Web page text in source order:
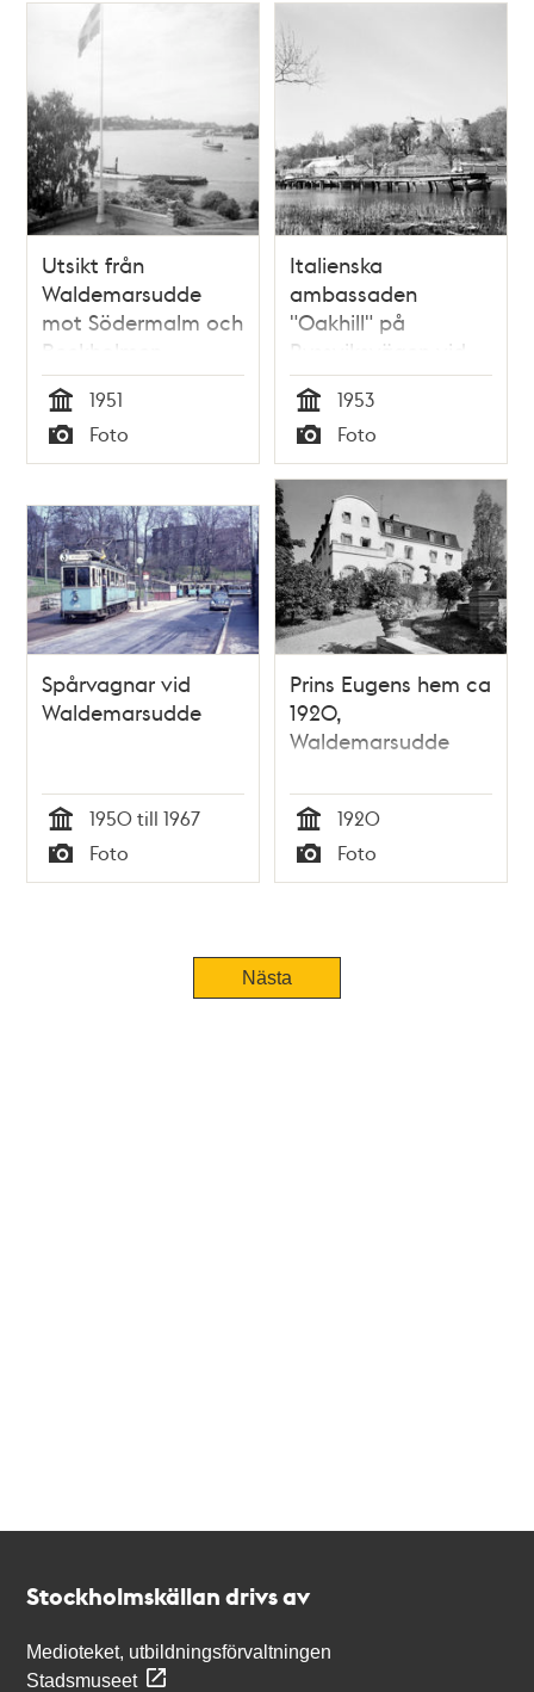
Utsikt från
Waldemarsudde
mot Södermalm och
Beckholmen
Tid
1951
Typ
Foto
Italienska
ambassaden
"Oakhill" på
Ryssviksvägen vid
Waldemarsudde
Tid
1953
Typ
Foto
Spårvagnar vid
Waldemarsudde
Tid
1950 till 1967
Typ
Foto
Prins Eugens hem ca
1920,
Waldemarsudde
Tid
1920
Typ
Foto
Nästa
Stockholmskällan drivs av
Medioteket, utbildningsförvaltningen
Stadsmuseet